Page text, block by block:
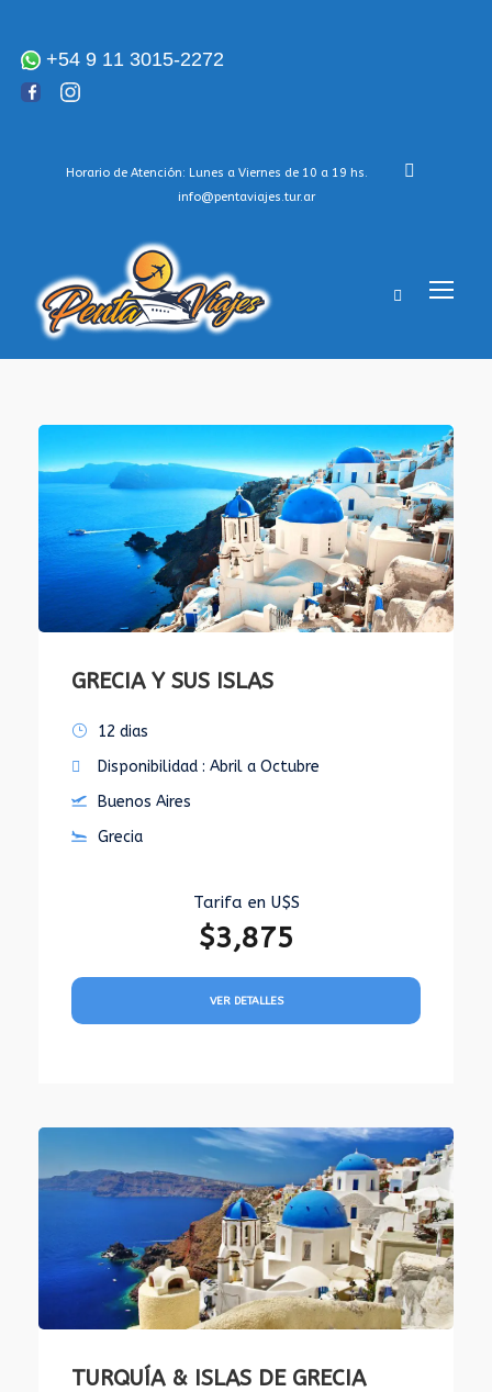
+54 9 11 3015-2272
Horario de Atención: Lunes a Viernes de 10 a 19 hs.
info@pentaviajes.tur.ar
GRECIA Y SUS ISLAS
12 dias
Disponibilidad : Abril a Octubre
Buenos Aires
Grecia
Tarifa en U$S
$3,875
VER DETALLES
TURQUÍA & ISLAS DE GRECIA